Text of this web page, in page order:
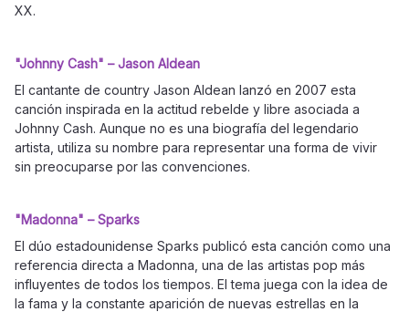
XX.
"Johnny Cash" – Jason Aldean
El cantante de country Jason Aldean lanzó en 2007 esta
canción inspirada en la actitud rebelde y libre asociada a
Johnny Cash. Aunque no es una biografía del legendario
artista, utiliza su nombre para representar una forma de vivir
sin preocuparse por las convenciones.
"Madonna" – Sparks
El dúo estadounidense Sparks publicó esta canción como una
referencia directa a Madonna, una de las artistas pop más
influyentes de todos los tiempos. El tema juega con la idea de
la fama y la constante aparición de nuevas estrellas en la